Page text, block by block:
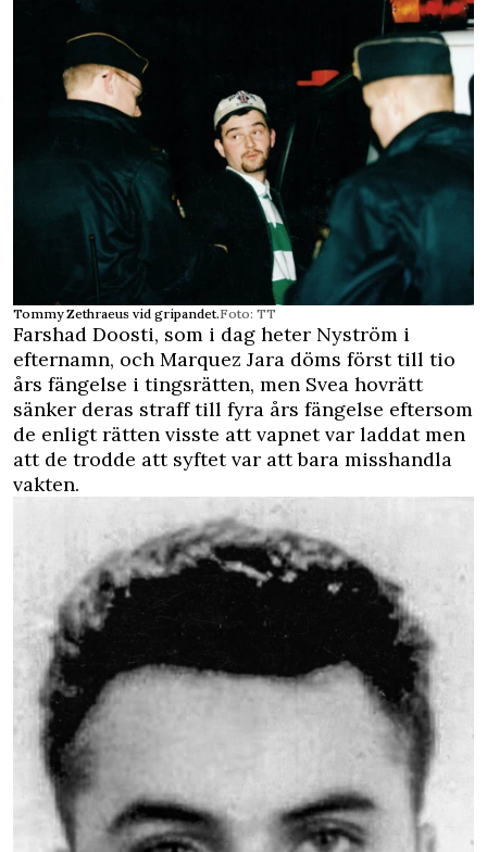
Tommy Zethraeus vid gripandet.Foto: TT
Farshad Doosti, som i dag heter Nyström i
efternamn, och Marquez Jara döms först till tio
års fängelse i tingsrätten, men Svea hovrätt
sänker deras straff till fyra års fängelse eftersom
de enligt rätten visste att vapnet var laddat men
att de trodde att syftet var att bara misshandla
vakten.